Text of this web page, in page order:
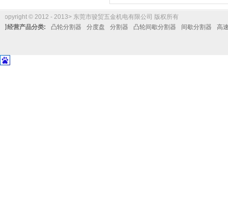
Copyright © 2012 - 2013> 东莞市骏贸五金机电有限公司 版权所有
经营产品分类:
凸轮分割器 分度盘 分割器 凸轮间歇分割器 间歇分割器 高